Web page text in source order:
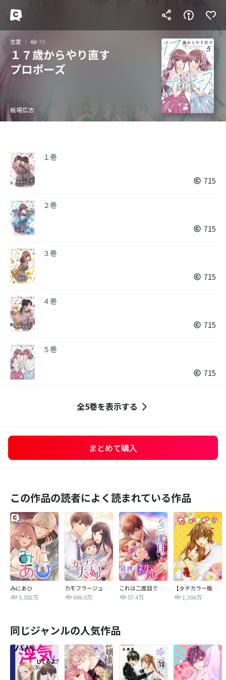
恋愛 70
１７歳からやり直す
プロポーズ
板場広志
１巻
715
２巻
715
３巻
715
４巻
715
５巻
715
全5巻を表示する
まとめて購入
この作品の読者によく読まれている作品
みにあひ
5,582万
カモフラージュ夫婦
686.0万
これは二度目で最後の初恋
57.4万
【タテカラー版】なまいきざかり。
1,306万
同じジャンルの人気作品